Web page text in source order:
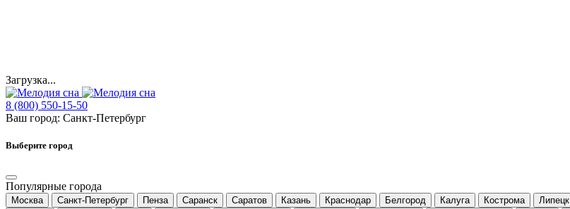
Загрузка...
8 (800) 550-15-50
Ваш город: Санкт-Петербург
Выберите город
Популярные города
Москва Санкт-Петербург Пенза Саранск Саратов Казань Краснодар Белгород Калуга Кострома Липецк